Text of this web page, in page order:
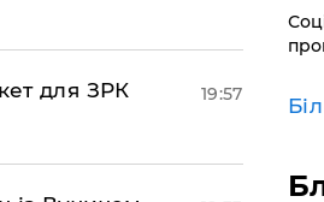
для ЗРК
19:57